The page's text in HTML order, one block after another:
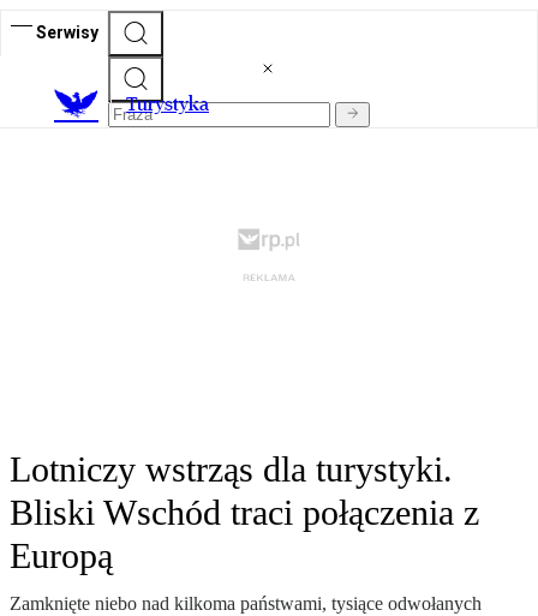
Serwisy
Turystyka
Lotniczy wstrząs dla turystyki.
Bliski Wschód traci połączenia z
Europą
Zamknięte niebo nad kilkoma państwami, tysiące odwołanych